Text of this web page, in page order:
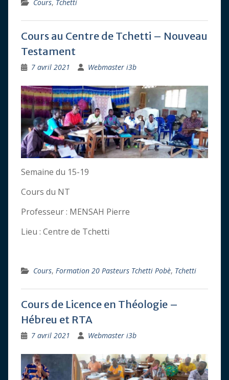
Cours, Tchetti
Cours au Centre de Tchetti – Nouveau
Testament
7 avril 2021 Webmaster i3b
Semaine du 15-19
Cours du NT
Professeur : MENSAH Pierre
Lieu : Centre de Tchetti
Cours, Formation 20 Pasteurs Tchetti Pobè, Tchetti
Cours de Licence en Théologie –
Hébreu et RTA
7 avril 2021 Webmaster i3b